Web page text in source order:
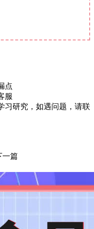
点
服
习研究，如遇问题，请联
一篇